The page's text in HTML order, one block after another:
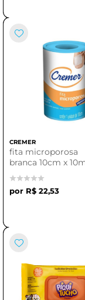
CREMER
fita microporosa
branca 10cm x
cremer
R$ 22,53